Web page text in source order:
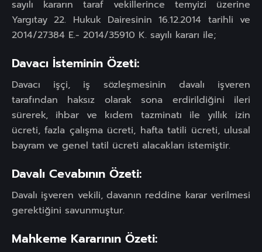
sayılı kararın taraf vekillerince temyizi üzerine
Yargıtay 22. Hukuk Dairesinin 16.12.2014 tarihli ve
2014/27384 E.- 2014/35910 K. sayılı kararı ile;
Davacı İsteminin Özeti:
Davacı işçi, iş sözleşmesinin davalı işveren
tarafından haksız olarak sona erdirildiğini ileri
sürerek, ihbar ve kıdem tazminatı ile yıllık izin
ücreti, fazla çalışma ücreti, hafta tatili ücreti, ulusal
bayram ve genel tatil ücreti alacakları istemiştir.
Davalı Cevabının Özeti:
Davalı işveren vekili, davanın reddine karar verilmesi
gerektiğini savunmuştur.
Mahkeme Kararının Özeti: